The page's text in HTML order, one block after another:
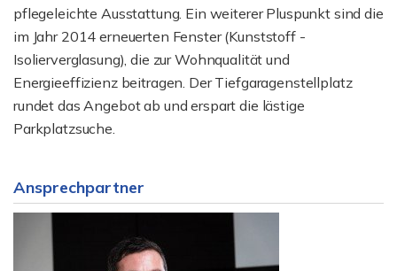
pflegeleichte Ausstattung. Ein weiterer Pluspunkt sind die
im Jahr 2014 erneuerten Fenster (Kunststoff -
Isolierverglasung), die zur Wohnqualität und
Energieeffizienz beitragen. Der Tiefgaragenstellplatz
rundet das Angebot ab und erspart die lästige
Parkplatzsuche.
Ansprechpartner